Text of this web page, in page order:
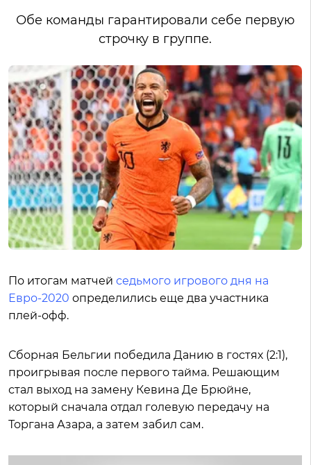
Обе команды гарантировали себе первую
строчку в группе.
По итогам матчей седьмого игрового дня на
Евро-2020 определились еще два участника
плей-офф.
Сборная Бельгии победила Данию в гостях (2:1),
проигрывая после первого тайма. Решающим
стал выход на замену Кевина Де Брюйне,
который сначала отдал голевую передачу на
Торгана Азара, а затем забил сам.